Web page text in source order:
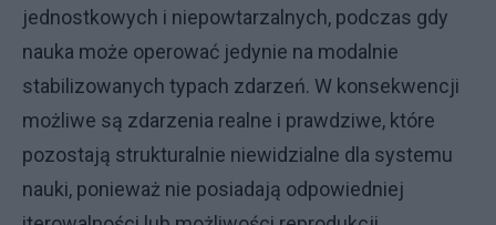
jednostkowych i niepowtarzalnych, podczas gdy
nauka może operować jedynie na modalnie
stabilizowanych typach zdarzeń. W konsekwencji
możliwe są zdarzenia realne i prawdziwe, które
pozostają strukturalnie niewidzialne dla systemu
nauki, ponieważ nie posiadają odpowiedniej